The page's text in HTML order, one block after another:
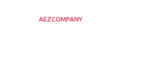
AEZCOMPANY